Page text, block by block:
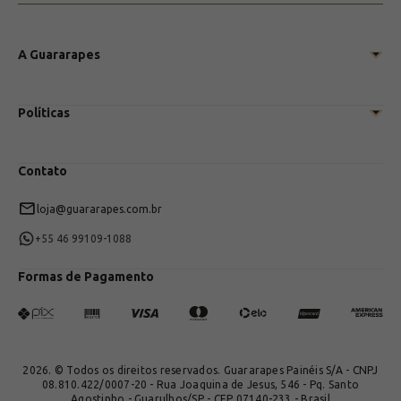
A Guararapes
Loja online Casa Guararapes
Políticas
Entregas
Contato
loja@guararapes.com.br
+55 46 99109-1088
Formas de Pagamento
2026. © Todos os direitos reservados. Guararapes Painéis S/A - CNPJ
08.810.422/0007-20 - Rua Joaquina de Jesus, 546 - Pq. Santo